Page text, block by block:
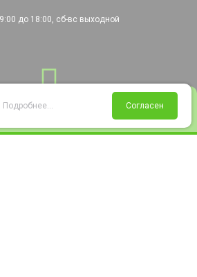
Избранное Корзина
до 18:00, сб-вс выходной
Подробнее... Согласен